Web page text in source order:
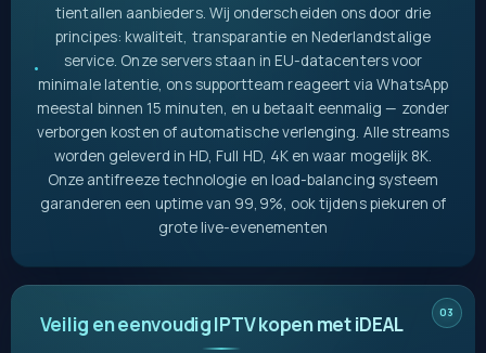
tientallen aanbieders. Wij onderscheiden ons door drie
principes: kwaliteit, transparantie en Nederlandstalige
service. Onze servers staan in EU-datacenters voor
minimale latentie, ons supportteam reageert via WhatsApp
meestal binnen 15 minuten, en u betaalt eenmalig — zonder
verborgen kosten of automatische verlenging. Alle streams
worden geleverd in HD, Full HD, 4K en waar mogelijk 8K.
Onze antifreeze technologie en load-balancing systeem
garanderen een uptime van 99,9%, ook tijdens piekuren of
grote live-evenementen
Veilig en eenvoudig IPTV kopen met iDEAL